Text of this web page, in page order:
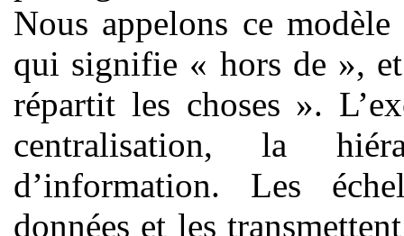
Nous appelons ce
qui signifie « hors de »,
répartit les choses ».
centralisation, la
d’information. Les
données et les